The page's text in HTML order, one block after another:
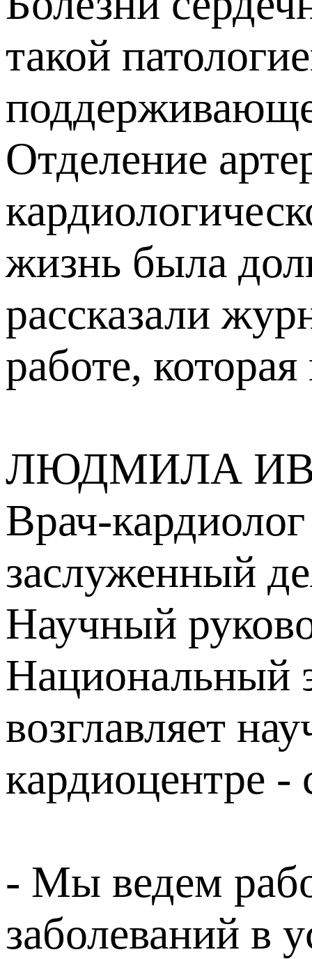
такой
Отделение
жизнь была
рассказали
работе,
ЛЮДМИЛА
Врач-
заслуженный
Научный
Национальный
возглавляет
кардиоцентре -
- Мы ведем
заболеваний в